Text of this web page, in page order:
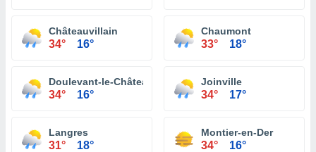
Châteauvillain
34° 16°
Chaumont
33° 18°
Doulevant-le-Château
34° 16°
Joinville
34° 17°
Langres
31° 18°
Montier-en-Der
34° 16°